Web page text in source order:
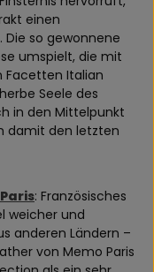
einen
so gewonnene
umspielt, die mit
Facetten Italian
Seele des
in den Mittelpunkt
damit den letzten
: Französisches
weicher und
anderen Ländern –
von Memo Paris